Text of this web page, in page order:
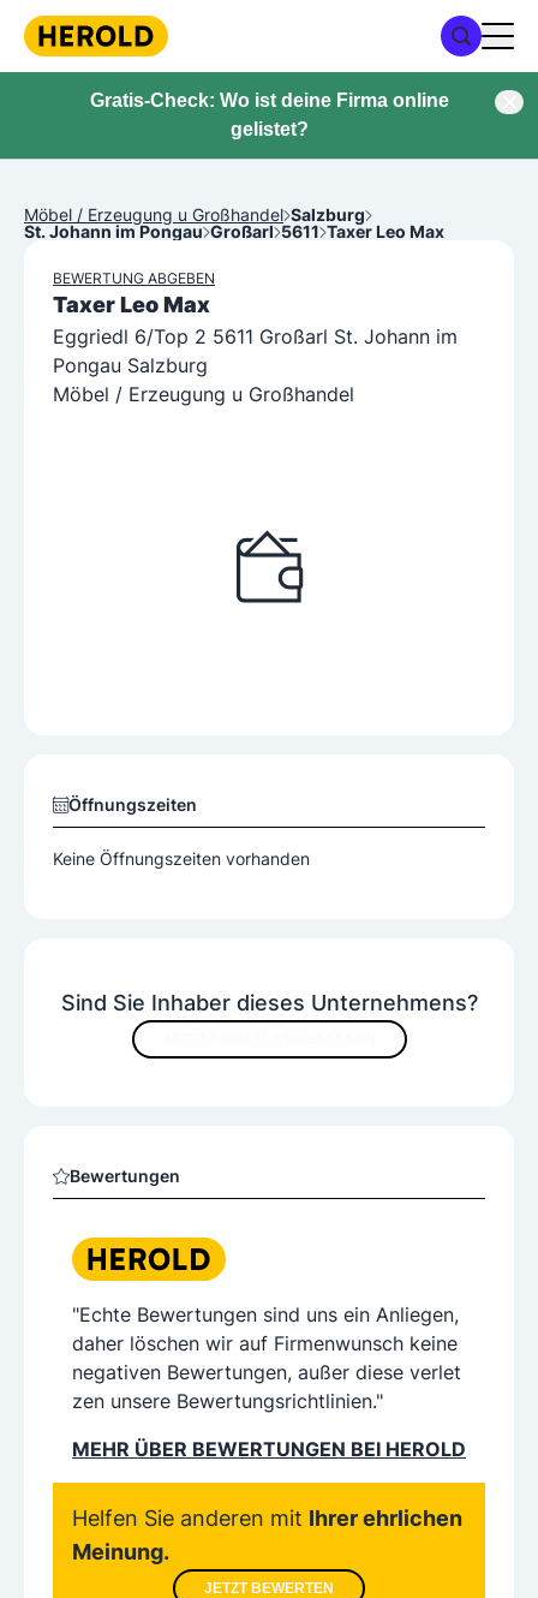
Gratis-Check: Wo ist deine Firma online
gelistet?
Möbel / Erzeugung u Großhandel Salzburg
St. Johann im Pongau Großarl 5611 Taxer Leo Max
BEWERTUNG ABGEBEN
Taxer Leo Max
Eggriedl 6/Top 2 5611 Großarl St. Johann im
Pongau Salzburg
Möbel / Erzeugung u Großhandel
Sind Sie Inhaber dieses Unternehmens?
Bewertungen
"Echte Bewertungen sind uns ein Anliegen,
daher löschen wir auf Firmenwunsch keine
negativen Bewertungen, außer diese verlet
zen unsere Bewertungsrichtlinien."
MEHR ÜBER BEWERTUNGEN BEI HEROLD
Helfen Sie anderen mit Ihrer ehrlichen
Meinung.
JETZT BEWERTEN
Öffnungszeiten
Keine Öffnungszeiten vorhanden